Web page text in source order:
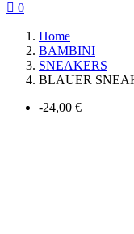
 0
Home
BAMBINI
SNEAKERS
BLAUER
-24,00 €